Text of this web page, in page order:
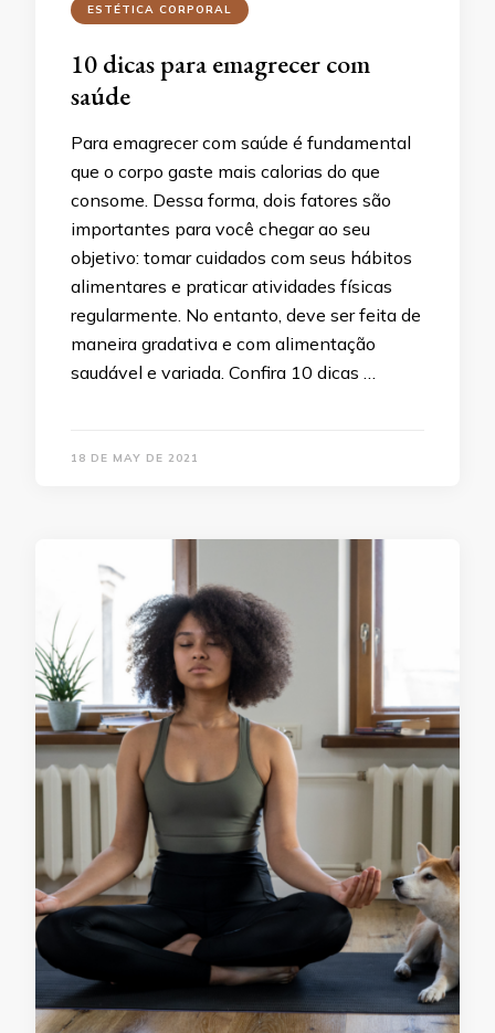
ESTÉTICA CORPORAL
10 dicas para emagrecer com
saúde
Para emagrecer com saúde é fundamental
que o corpo gaste mais calorias do que
consome. Dessa forma, dois fatores são
importantes para você chegar ao seu
objetivo: tomar cuidados com seus hábitos
alimentares e praticar atividades físicas
regularmente. No entanto, deve ser feita de
maneira gradativa e com alimentação
saudável e variada. Confira 10 dicas …
18 DE MAY DE 2021